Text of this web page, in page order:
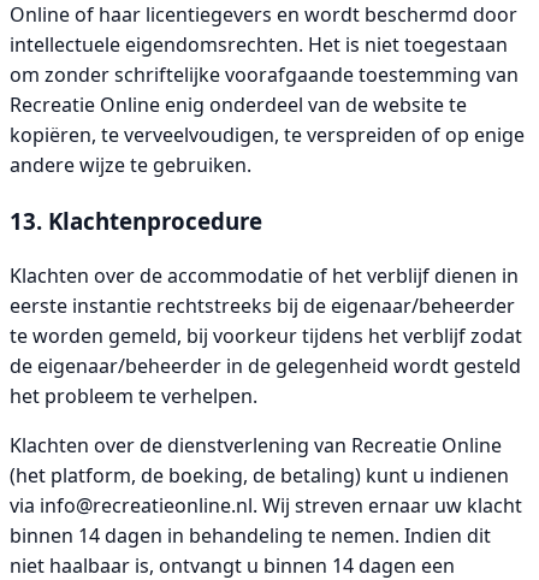
Online of haar licentiegevers en wordt beschermd door
intellectuele eigendomsrechten. Het is niet toegestaan
om zonder schriftelijke voorafgaande toestemming van
Recreatie Online enig onderdeel van de website te
kopiëren, te verveelvoudigen, te verspreiden of op enige
andere wijze te gebruiken.
13. Klachtenprocedure
Klachten over de accommodatie of het verblijf dienen in
eerste instantie rechtstreeks bij de eigenaar/beheerder
te worden gemeld, bij voorkeur tijdens het verblijf zodat
de eigenaar/beheerder in de gelegenheid wordt gesteld
het probleem te verhelpen.
Klachten over de dienstverlening van Recreatie Online
(het platform, de boeking, de betaling) kunt u indienen
via info@recreatieonline.nl. Wij streven ernaar uw klacht
binnen 14 dagen in behandeling te nemen. Indien dit
niet haalbaar is, ontvangt u binnen 14 dagen een